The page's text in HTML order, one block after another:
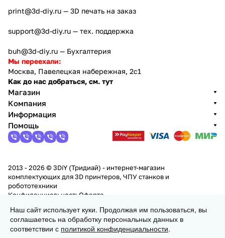
Заказать
print@3d-diy.ru — 3D печать на заказ
support@3d-diy.ru — тех. поддержка
buh@3d-diy.ru — Бухгалтерия
Мы переехали:
Москва, Павелецкая набережная, 2с1
Как до нас добраться, см. тут
Магазин
Компания
Информация
Помощь
2013 - 2026 © 3DiY (Тридиай) - интернет-магазин
комплектующих для 3D принтеров, ЧПУ станков и
робототехники
Конфиденциальность Оферта
Наш сайт использует куки. Продолжая им пользоваться, вы
соглашаетесь на обработку персональных данных в
соответствии с политикой конфиденциальности.